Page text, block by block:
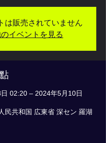
は販売されていません
イベントを見る
02:20 – 2024年5月10日
民共和国 広東省 深セン 羅湖